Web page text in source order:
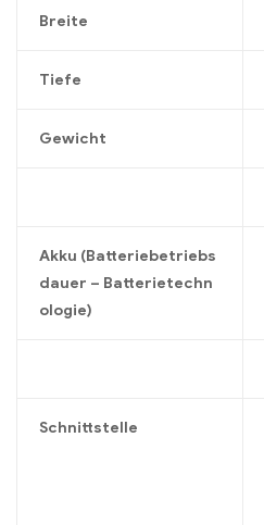
Breite
Tiefe
Gewicht
Akku (Batteriebetriebs
dauer – Batterietechn
ologie)
Schnittstelle